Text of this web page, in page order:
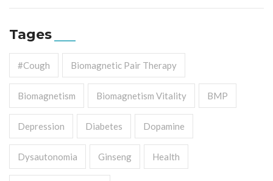
Tages
#cough Biomagnetic Pair Therapy
Biomagnetism Biomagnetism Vitality BMP
Depression Diabetes Dopamine
Dysautonomia Ginseng Health